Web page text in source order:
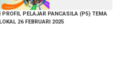
PROFIL PELAJAR PANCASILA (P5) TEMA
26 FEBRUARI 2025